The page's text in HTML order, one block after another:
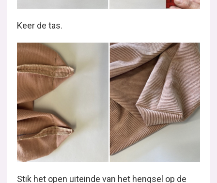
Keer de tas.
Stik het open uiteinde van het hengsel op de